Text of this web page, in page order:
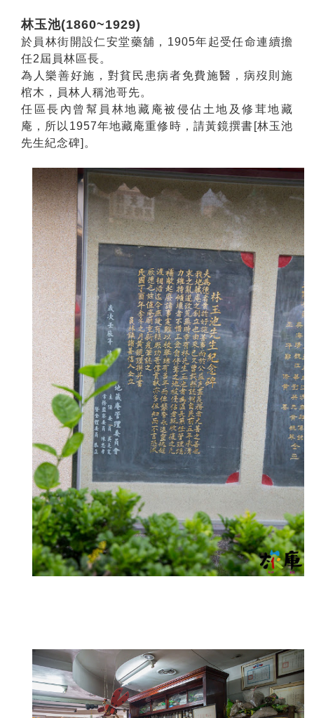
林玉池(1860~1929)
於員林街開設仁安堂藥舖，1905年起受任命連續擔
任2屆員林區長。
為人樂善好施，對貧民患病者免費施醫，病歿則施
棺木，員林人稱池哥先。
任區長內曾幫員林地藏庵被侵佔土地及修茸地藏
庵，所以1957年地藏庵重修時，請黃鏡撰書[林玉池
先生紀念碑]。